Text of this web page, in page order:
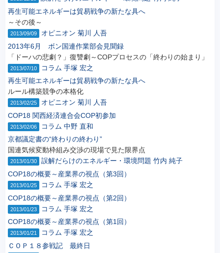
再生可能エネルギーは貿易戦争の新たな具へ
～その後～
2013/09/09 オピニオン 菊川 人吾
2013年6月 ボン国連作業部会見聞録
「ドーハの悲劇？」復讐劇～COPプロセスの「終わりの始まり」
2013/07/10 コラム 手塚 宏之
再生可能エネルギーは貿易戦争の新たな具へ
ルール構築競争の本格化
2013/02/25 オピニオン 菊川 人吾
COP18 関西経済連合会COP初参加
2013/02/06 コラム 中野 直和
京都議定書の“終わりの終わり”
国連気候変動枠組み交渉の現場で見た限界点
2013/01/30 誤解だらけのエネルギー・環境問題 竹内 純子
COP18の概要～産業界の視点（第3回）
2013/01/25 コラム 手塚 宏之
COP18の概要～産業界の視点（第2回）
2013/01/23 コラム 手塚 宏之
COP18の概要～産業界の視点（第1回）
2013/01/21 コラム 手塚 宏之
ＣＯＰ１８参戦記 最終日